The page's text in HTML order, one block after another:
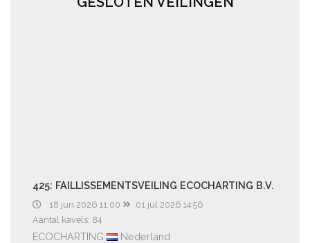
425: FAILLISSEMENTSVEILING ECOCHARTING B.V.
18 jun 2026 11:00
01 jul 2026 14:56
Aantal kavels: 84
ECOCHARTING Nederland